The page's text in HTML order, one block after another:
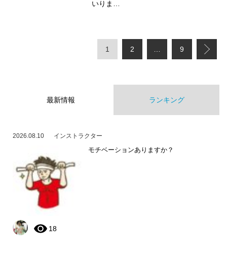
いりま…
1 2 9
最新情報 ランキング
2026.08.10 インストラクター
モチベーションありますか？
18